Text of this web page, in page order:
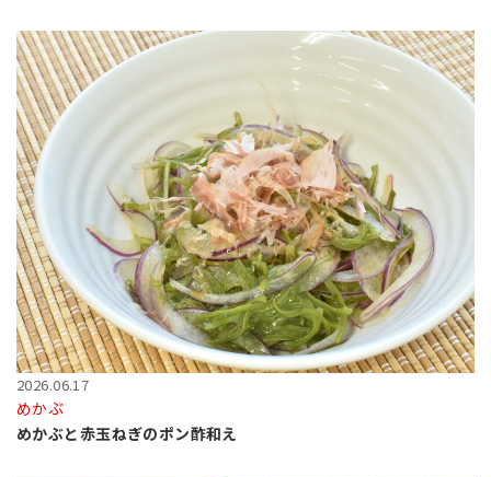
2026.06.17
めかぶ
めかぶと赤玉ねぎのポン酢和え